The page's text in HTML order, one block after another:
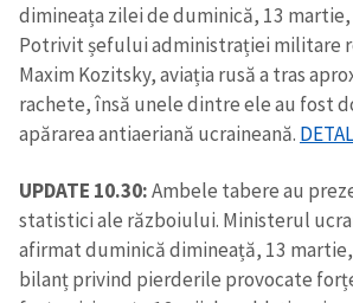
dimineața zilei de duminică, 13 martie,
Potrivit șefului administrației militare
Maxim Kozitsky, aviația rusă a tras
rachete, însă unele dintre ele au fost
apărarea antiaeriană ucraineană.
UPDATE 10.30:Ambele tabere au
statistici ale războiului. Ministerul
afirmat duminică dimineață, 13
bilanț privind pierderile provocate